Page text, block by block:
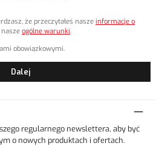
że przeczytałeś nasze informacje o
nasze ogólne warunki.
obowiązkowymi.
Dalej
regularnego newslettera, aby być
o nowych produktach i ofertach.